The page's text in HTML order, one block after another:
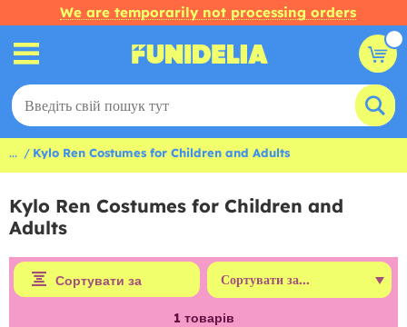
We are temporarily not processing orders
... Kylo Ren Costumes for Children and Adults
Kylo Ren Costumes for Children and
Adults
Сортувати за
1 товарів